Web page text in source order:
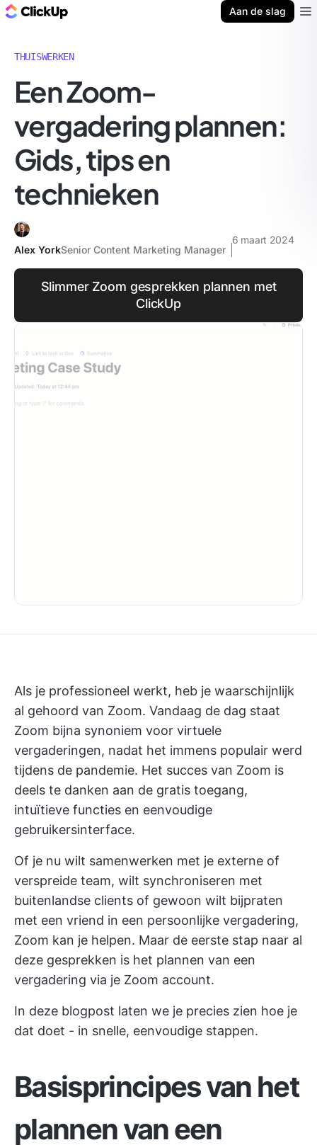
Aan de slag
THUISWERKEN
Een Zoom-
vergadering plannen:
Gids, tips en
technieken
Alex YorkSenior Content Marketing Manager
6 maart 2024
Slimmer Zoom gesprekken plannen met
ClickUp
Als je professioneel werkt, heb je waarschijnlijk
al gehoord van Zoom. Vandaag de dag staat
Zoom bijna synoniem voor virtuele
vergaderingen, nadat het immens populair werd
tijdens de pandemie. Het succes van Zoom is
deels te danken aan de gratis toegang,
intuïtieve functies en eenvoudige
gebruikersinterface.
Of je nu wilt samenwerken met je externe of
verspreide team, wilt synchroniseren met
buitenlandse clients of gewoon wilt bijpraten
met een vriend in een persoonlijke vergadering,
Zoom kan je helpen. Maar de eerste stap naar al
deze gesprekken is het plannen van een
vergadering via je Zoom account.
In deze blogpost laten we je precies zien hoe je
dat doet - in snelle, eenvoudige stappen.
Basisprincipes van het
plannen van een